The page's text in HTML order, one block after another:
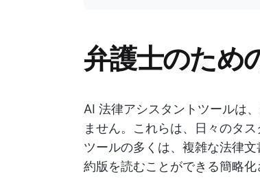
弁護士のため
AI 法律アシスタントツールは
ません。これらは、日々のタ
ツールの多くは、複雑な法律
約版を読むことができる簡略化